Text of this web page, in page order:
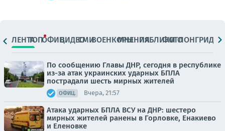
ЛЕНТАТОПОФИЦ.ВИДЕОСМИВОЕНКОРЫМНЕНИЯПАБЛИКИ
ФОТОЛОНГРИДЫ
По сообщению Главы ДНР, сегодня в республике
из-за атак украинских ударных БПЛА
пострадали шесть мирных жителей
ОФИЦ. Вчера, 21:57
Атака ударных БПЛА ВСУ на ДНР: шестеро
мирных жителей ранены в Горловке, Енакиево
и Еленовке